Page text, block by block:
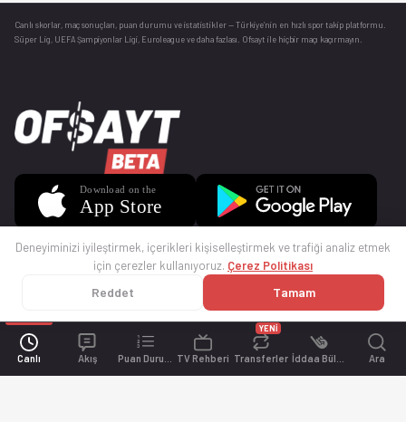
Canlı Akış TV Rehberi Transferler
YENİ
Ara
Canlı skorlar , maç sonuçları, puan durumu ve istatistikler — Türkiye’nin en hızlı spor takip platformu.
Süper Lig, UEFA Şampiyonlar Ligi, Euroleague ve daha fazlası. Ofsayt ile hiçbir maçı kaçırmayın.
© 2025 Ofsayt
Deneyiminizi iyileştirmek, içerikleri kişiselleştirmek ve trafiği analiz etmek
için çerezler kullanıyoruz. Çerez Politikası
Reddet Tamam